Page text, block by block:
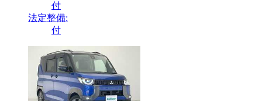
付
法定整備:
付